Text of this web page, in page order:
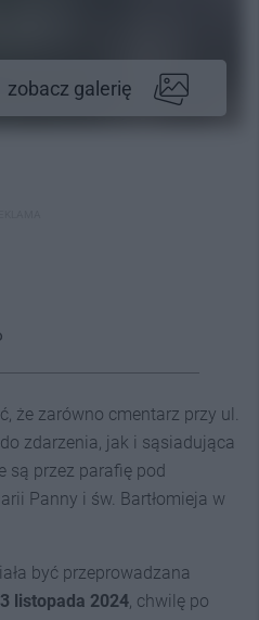
zobacz galerię
że zarówno cmentarz przy ul.
zdarzenia, jak i sąsiadująca
są przez parafię pod
Panny i św. Bartłomieja w
być przeprowadzana
listopada 2024, chwilę po